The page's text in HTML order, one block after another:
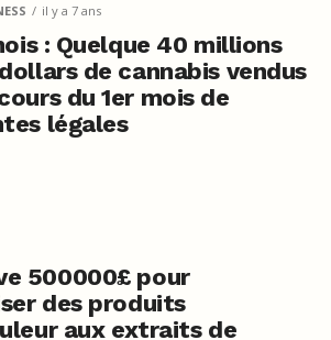
il y a 7 ans
: Quelque 40 millions
de cannabis vendus
du 1er mois de
légales
500000£ pour
des produits
aux extraits de